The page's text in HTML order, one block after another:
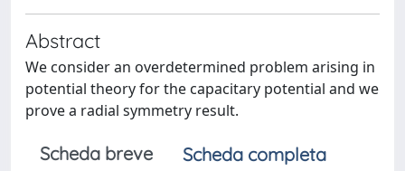
Abstract
We consider an overdetermined problem arising in
potential theory for the capacitary potential and we
prove a radial symmetry result.
Scheda breve
Scheda completa